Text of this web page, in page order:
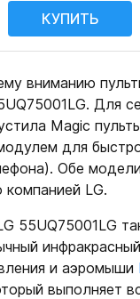
вниманию
Для
Magic
для
Обе
компанией LG.
55UQ75001LG
и аэромыши
выполняет